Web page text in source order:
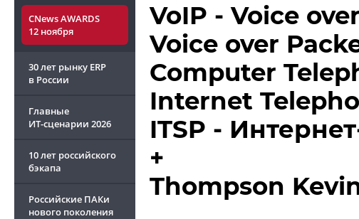
CNews AWARDS
12 ноября
30 лет рынку ERP
в России
Главные
ИТ-сценарии 2026
10 лет российского
бэкапа
Российские ПАКи
нового поколения
VoIP - Voice
Voice over
Computer
Internet
ITSP -
+
Thompson